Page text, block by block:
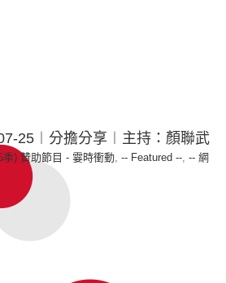
25︱分擔分享︱主持：顏聯武
季) 贊助節目 - 霎時衝動, -- Featured --, -- 網